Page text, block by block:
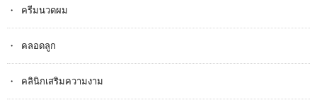
ครีมนวดผม
คลอดลูก
คลินิกเสริมความงาม